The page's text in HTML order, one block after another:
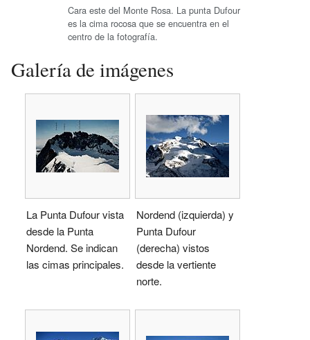
Cara este del Monte Rosa. La punta Dufour
es la cima rocosa que se encuentra en el
centro de la fotografía.
Galería de imágenes
La Punta Dufour vista
desde la Punta
Nordend. Se indican
las cimas principales.
Nordend (izquierda) y
Punta Dufour
(derecha) vistos
desde la vertiente
norte.